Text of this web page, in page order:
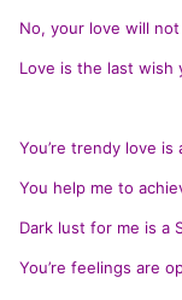
No, your love will
Love is the last wish
You’re trendy love
You help me to
Dark lust for me is a
You’re feelings are